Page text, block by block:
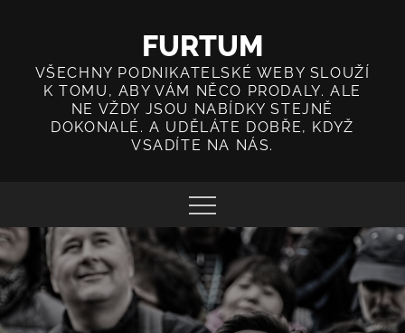
content
FURTUM
VŠECHNY PODNIKATELSKÉ WEBY SLOUŽÍ
K TOMU, ABY VÁM NĚCO PRODALY. ALE
NE VŽDY JSOU NABÍDKY STEJNĚ
DOKONALÉ. A UDĚLÁTE DOBŘE, KDYŽ
VSADÍTE NA NÁS.